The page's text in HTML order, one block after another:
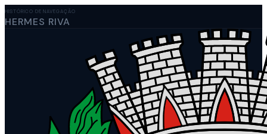
HISTÓRICO DE NAVEGAÇÃO
HERMES RIVA